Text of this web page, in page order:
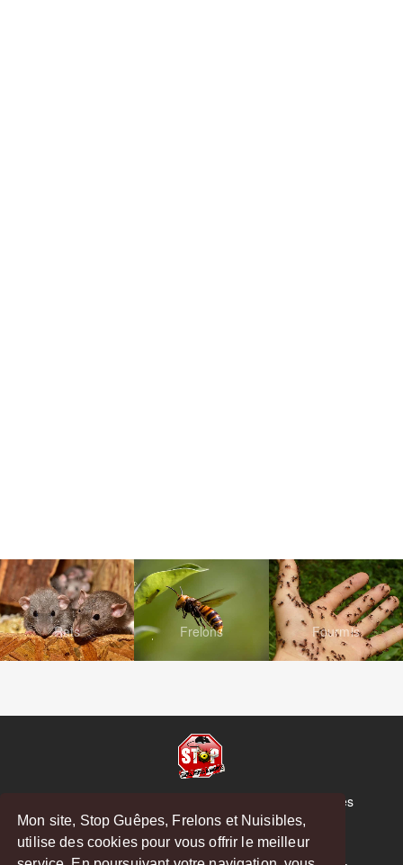
Mon site, Stop Guêpes, Frelons et Nuisibles,
utilise des cookies pour vous offrir le meilleur
Rats Frelons Fourmis
© Copyright 2026 Stop Guêpes, Frelons et Nuisibles
Mentions légales
Créé parMattWeb